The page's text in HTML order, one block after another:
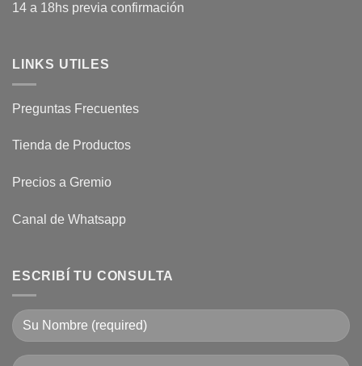
14 a 18hs previa confirmación
LINKS UTILES
Preguntas Frecuentes
Tienda de Productos
Precios a Gremio
Canal de Whatsapp
ESCRIBÍ TU CONSULTA